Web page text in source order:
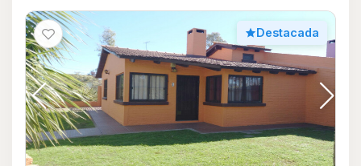
Destacada